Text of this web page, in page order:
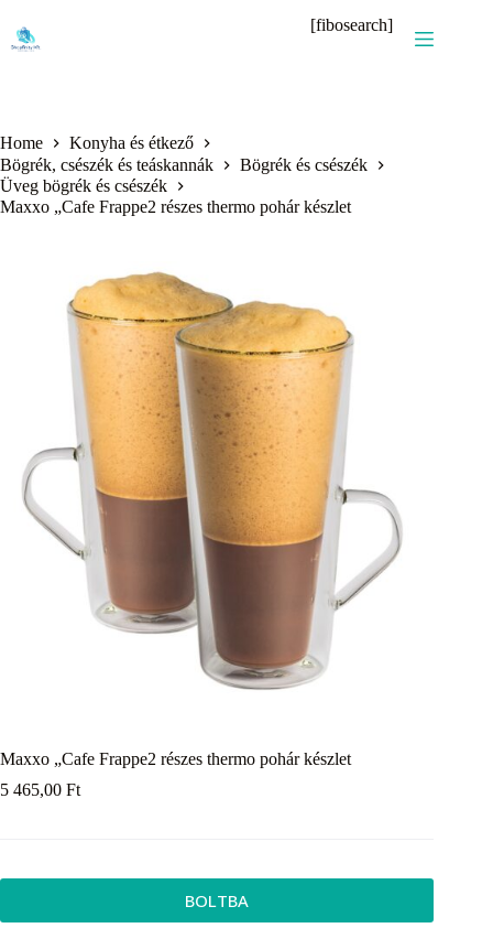
content
[fibosearch]
Home
Konyha és étkező
Bögrék, csészék és teáskannák
Bögrék és csészék
Üveg bögrék és csészék
Maxxo „Cafe Frappe2 részes thermo pohár készlet
Maxxo „Cafe Frappe2 részes thermo pohár készlet
5 465,00 Ft
BOLTBA